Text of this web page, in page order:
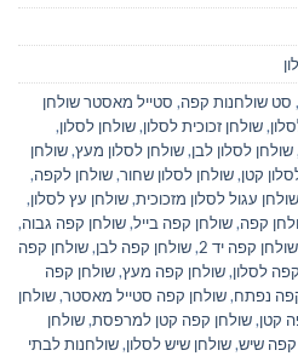
, סט שולחנות קפה, סטייל מאסטר שולחן
,שולחן זכוכית לסלון,שולחן לסלון,
,שולחן לסלון לבן,שולחן לסלון מעץ,שולחן
קטן,שולחן לסלון שחור,שולחן לקפה,
שולחן עגול לסלון מזכוכית,שולחן עץ לסלון,
קפה,שולחן קפה בייל,שולחן קפה גבוה,
שולחן קפה יד 2 ,שולחן קפה לבן,שולחן קפה
לסלון,שולחן קפה מעץ,שולחן קפה
נפתח,שולחן קפה סטייל מאסטר,שולחן
קטן,שולחן קפה קטן למרפסת,שולחן
קפה שיש,שולחן שיש לסלון,שולחנות לבתי